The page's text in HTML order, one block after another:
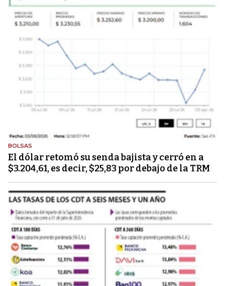
BOLSAS
El dólar retomó su senda bajista y cerró en a
$3.204,61, es decir, $25,83 por debajo de la TRM